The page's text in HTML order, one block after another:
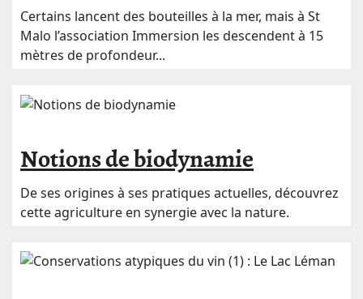
Certains lancent des bouteilles à la mer, mais à St
Malo l’association Immersion les descendent à 15
mètres de profondeur...
Notions de biodynamie
De ses origines à ses pratiques actuelles, découvrez
cette agriculture en synergie avec la nature.